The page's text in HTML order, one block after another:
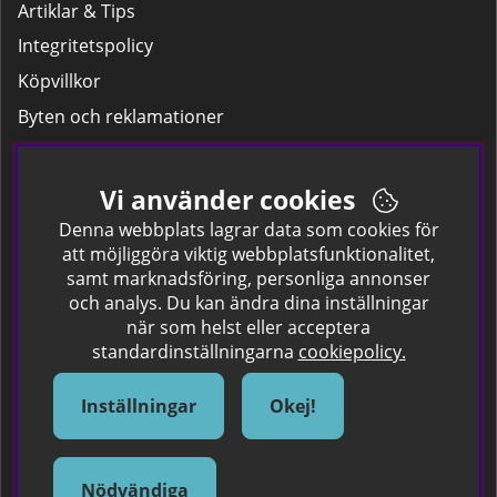
Artiklar & Tips
Integritetspolicy
Köpvillkor
Byten och reklamationer
Leverans
Hitta färgkoden på bilen.
Företagskund
Om oss
Om Spraycan
IKEA Färger
Sök Säkerhetsdatablad
Samarbete / Dyhrs Garage
Vi använder cookies
Denna webbplats lagrar data som cookies för
att möjliggöra viktig webbplatsfunktionalitet,
samt marknadsföring, personliga annonser
och analys. Du kan ändra dina inställningar
när som helst eller acceptera
standardinställningarna cookiepolicy.
Inställningar Okej!
Nödvändiga